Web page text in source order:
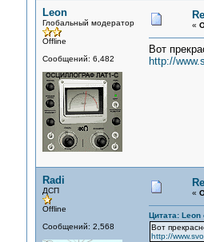
Leon
Глобальный модератор
Offline
Сообщений: 6,482
«
Вот
http://
Radi
ДСП
Offline
Сообщений: 2,568
«
Цитата: Leon
Вот
http://